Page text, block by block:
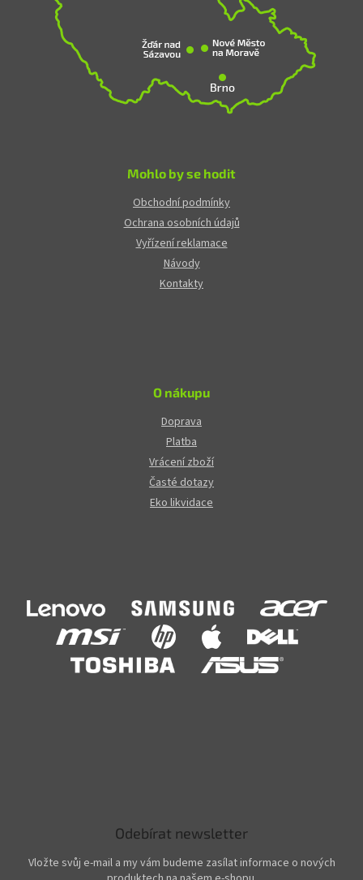
Mohlo by se hodit
Obchodní podmínky
Ochrana osobních údajů
Vyřízení reklamace
Návody
Kontakty
O nákupu
Doprava
Platba
Vrácení zboží
Časté dotazy
Eko likvidace
Odebírat newsletter
Vložte svůj e-mail a my vám budeme zasílat informace o nových